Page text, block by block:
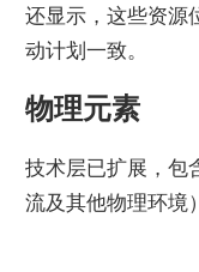
还显示，这些资源
动计划一致。
物理元素
技术层已扩展，包
流及其他物理环境